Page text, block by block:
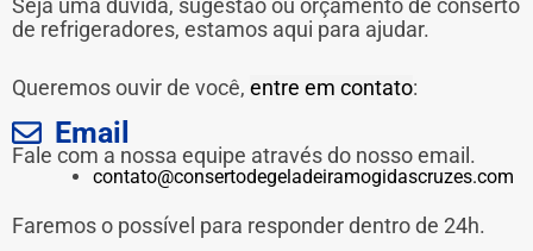
Seja uma dúvida, sugestão ou orçamento de conserto
de refrigeradores, estamos aqui para ajudar.
Queremos ouvir de você, entre em contato:
Email
Fale com a nossa equipe através do nosso email.
contato@consertodegeladeiramogidascruzes.com
Faremos o possível para responder dentro de 24h.